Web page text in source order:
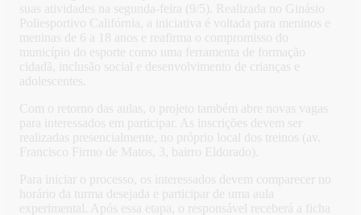
suas atividades na segunda-feira (9/5). Realizada no Ginásio
Poliesportivo Califórnia, a iniciativa é voltada para meninos e
meninas de 6 a 18 anos e reafirma o compromisso do
município do esporte como uma ferramenta de formação
cidadã, inclusão social e desenvolvimento de crianças e
adolescentes.
Com o retorno das aulas, o projeto também abre novas vagas
para interessados em participar. As inscrições devem ser
realizadas presencialmente, no próprio local dos treinos (av.
Francisco Firmo de Matos, 3, bairro Eldorado).
Para iniciar o processo, os interessados devem comparecer no
horário da turma desejada e participar de uma aula
experimental. Após essa etapa, o responsável receberá a ficha